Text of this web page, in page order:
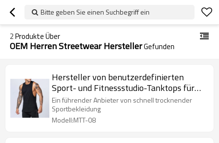
Bitte geben Sie einen Suchbegriff ein
2Produkte Über
OEM Herren Streetwear HerstellerGefunden
Hersteller von benutzerdefinierten
Sport- und Fitnessstudio-Tanktops für
Herren 丨 Streetwear Fitness Wear Men
Fabrik
Ein führender Anbieter von schnell trocknender
Sportbekleidung
Modell:MTT-08